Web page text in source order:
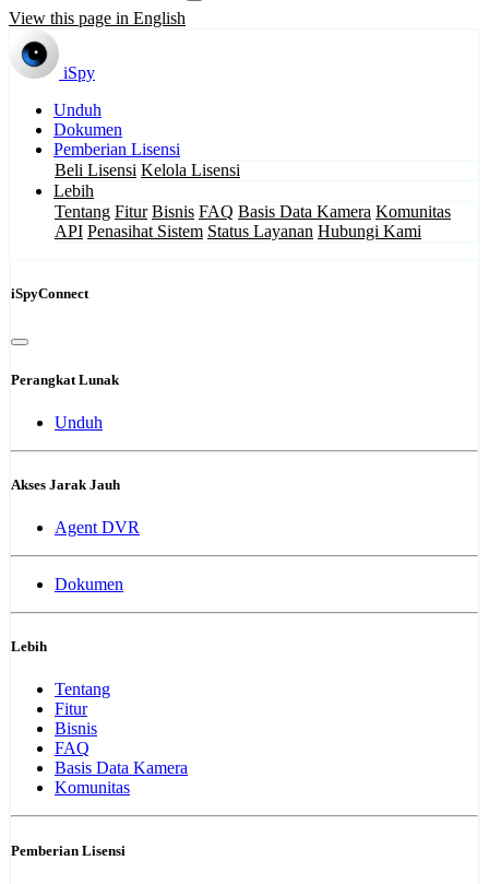
View this page in English
iSpy
Unduh
Dokumen
Pemberian Lisensi
Beli Lisensi Kelola Lisensi
Lebih
Tentang Fitur Bisnis FAQ Basis Data Kamera Komunitas
API Penasihat Sistem Status Layanan Hubungi Kami
iSpyConnect
Perangkat Lunak
Unduh
Akses Jarak Jauh
Agent DVR
Dokumen
Lebih
Tentang
Fitur
Bisnis
FAQ
Basis Data Kamera
Komunitas
Pemberian Lisensi